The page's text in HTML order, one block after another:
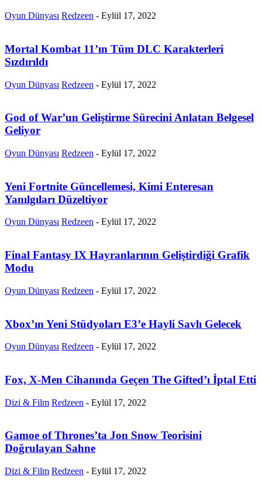
Oyun Dünyası Redzeen - Eylül 17, 2022
Mortal Kombat 11’ın Tüm DLC Karakterleri
Sızdırıldı
Oyun Dünyası Redzeen - Eylül 17, 2022
God of War’un Geliştirme Sürecini Anlatan Belgesel
Geliyor
Oyun Dünyası Redzeen - Eylül 17, 2022
Yeni Fortnite Güncellemesi, Kimi Enteresan
Yanılgıları Düzeltiyor
Oyun Dünyası Redzeen - Eylül 17, 2022
Final Fantasy IX Hayranlarının Geliştirdiği Grafik
Modu
Oyun Dünyası Redzeen - Eylül 17, 2022
Xbox’ın Yeni Stüdyoları E3’e Hayli Savlı Gelecek
Oyun Dünyası Redzeen - Eylül 17, 2022
Fox, X-Men Cihanında Geçen The Gifted’ı İptal Etti
Dizi & Film Redzeen - Eylül 17, 2022
Gamoe of Thrones’ta Jon Snow Teorisini
Doğrulayan Sahne
Dizi & Film Redzeen - Eylül 17, 2022